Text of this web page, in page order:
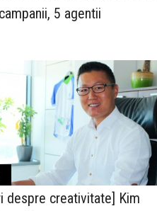
5 agentii
despre creativitate] Kim